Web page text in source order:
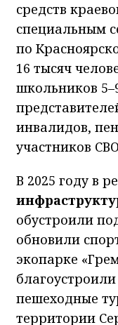
средств
специальным
по
16 тысяч
школьников
инвалидов,
участников
В 2025 году в
обустроили
обновили
экопарке
пешеходные
территории